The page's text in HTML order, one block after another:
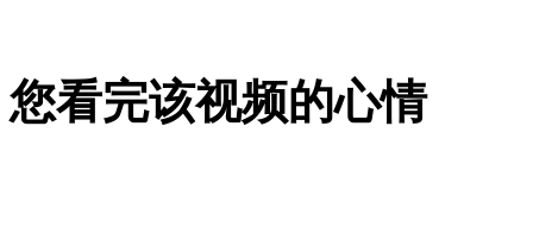
河南高速回应救援车收费：有赴灾区证明就退还
您看完该视频的心情